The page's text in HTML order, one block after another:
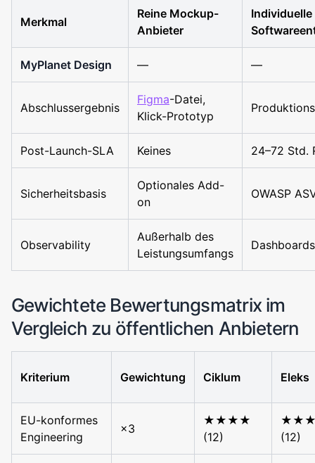
Merkmal
Reine Mockup-
Anbieter
Individuelle
MyPlanet Design — —
Abschlussergebnis
Figma-Datei,
Klick-Prototyp
Post-Launch-SLA Keines 24–72 Std.
Sicherheitsbasis
Optionales Add-
on
OWASP
Observability
Außerhalb des
Leistungsumfangs
Gewichtete Bewertungsmatrix im
Vergleich zu öffentlichen Anbietern
Kriterium Gewichtung Ciklum Eleks
EU-konformes
Engineering
×3
★★★★
(12)
(12)